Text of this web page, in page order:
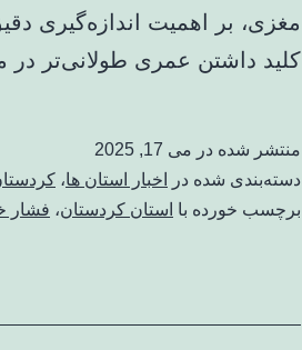
مغزی، بر اهمیت اندازه‌گیری
کلید داشتن عمری طولانی‌تر در
منتشر شده در می 17, 2025
دسته‌بندی شده در
اخبار استان ها،
برچسب خورده با استان کردستان، فشار